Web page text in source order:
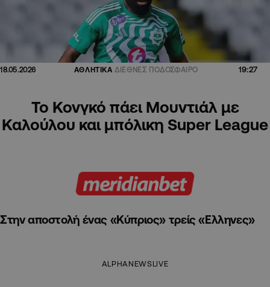
18.05.2026 ΑΘΛΗΤΙΚΑ ΔΙΕΘΝΕΣ ΠΟΔΟΣΦΑΙΡΟ 19:27
Το Κονγκό πάει Μουντιάλ με
Καλούλου και μπόλικη Super League
Στην αποστολή ένας «Κύπριος» τρείς «Ελληνες»
ALPHANEWSLIVE